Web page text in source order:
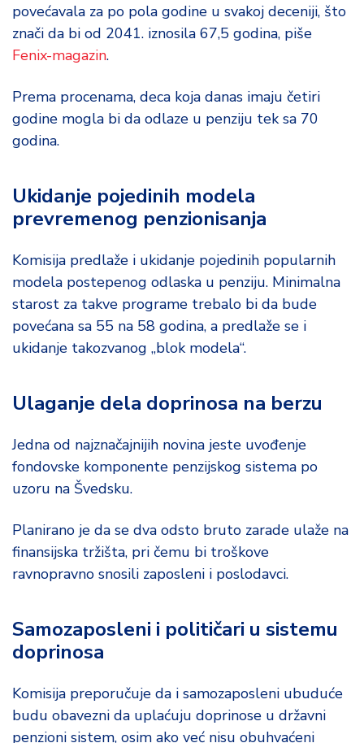
povećavala za po pola godine u svakoj deceniji, što
znači da bi od 2041. iznosila 67,5 godina, piše
Fenix-magazin.
Prema procenama, deca koja danas imaju četiri
godine mogla bi da odlaze u penziju tek sa 70
godina.
Ukidanje pojedinih modela
prevremenog penzionisanja
Komisija predlaže i ukidanje pojedinih popularnih
modela postepenog odlaska u penziju. Minimalna
starost za takve programe trebalo bi da bude
povećana sa 55 na 58 godina, a predlaže se i
ukidanje takozvanog „blok modela“.
Ulaganje dela doprinosa na berzu
Jedna od najznačajnijih novina jeste uvođenje
fondovske komponente penzijskog sistema po
uzoru na Švedsku.
Planirano je da se dva odsto bruto zarade ulaže na
finansijska tržišta, pri čemu bi troškove
ravnopravno snosili zaposleni i poslodavci.
Samozaposleni i političari u sistemu
doprinosa
Komisija preporučuje da i samozaposleni ubuduće
budu obavezni da uplaćuju doprinose u državni
penzioni sistem, osim ako već nisu obuhvaćeni